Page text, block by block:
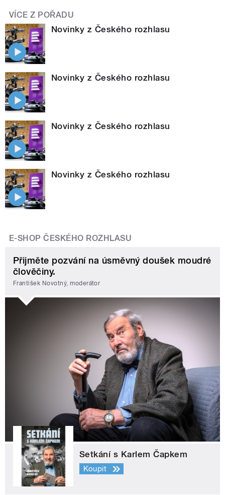
VÍCE Z POŘADU
Novinky z Českého rozhlasu
Novinky z Českého rozhlasu
Novinky z Českého rozhlasu
Novinky z Českého rozhlasu
E-SHOP ČESKÉHO ROZHLASU
Přijměte pozvání na úsměvný doušek moudré
člověčiny.
František Novotný, moderátor
Setkání s Karlem Čapkem
Koupit